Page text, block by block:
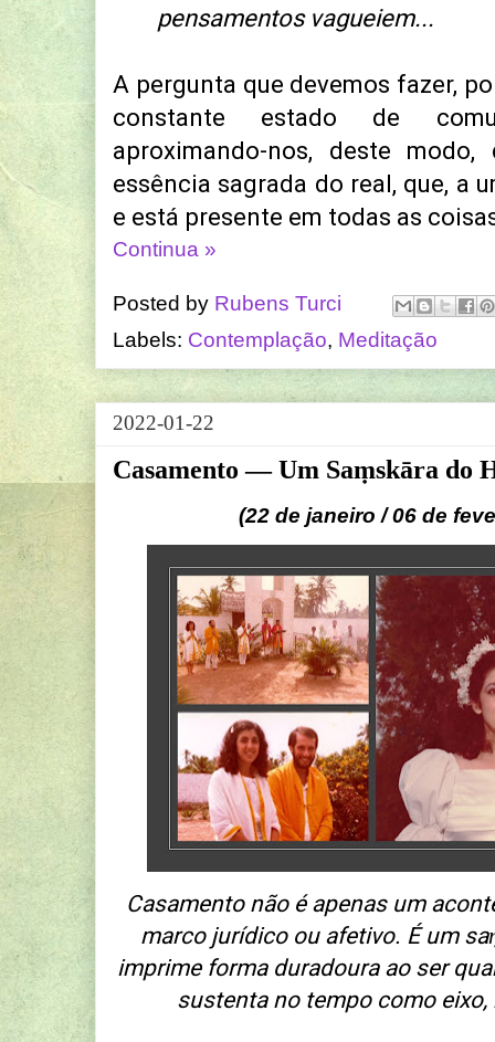
pensamentos vagueiem...
A pergunta que devemos fazer,
constante estado de
aproximando-nos, deste
essência sagrada do real, que, a
e está presente em todas as
Continua »
Posted by Rubens Turci
Labels: Contemplação, Meditação
2022-01-22
Casamento — Um Saṃskāra do
(22 de janeiro / 06 de
Casamento não é apenas um
marco jurídico ou afetivo. É um
imprime forma duradoura ao ser
sustenta no tempo como